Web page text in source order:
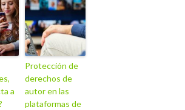
a
Protección de
derechos de
autor en las
plataformas de